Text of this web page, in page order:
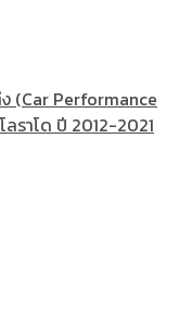
(Car Performance
ราโด ปี 2012-2021